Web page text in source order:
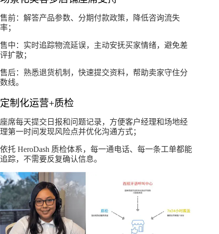
售前：解答产品参数、分期付款政策，降低咨询流失
率；
售中：实时追踪物流延误，主动安抚买家情绪，避免差
评扩散；
售后：熟悉退货机制，快速提交资料，帮助卖家守住分
数线。
定制化运营+质检
座席每天提交日报和问题记录，方便客户经理和场地经
理第一时间发现风险点并优化沟通方式；
依托 HeroDash 质检体系，每一通电话、每一条工单都能
追踪，不需要反复确认信息。